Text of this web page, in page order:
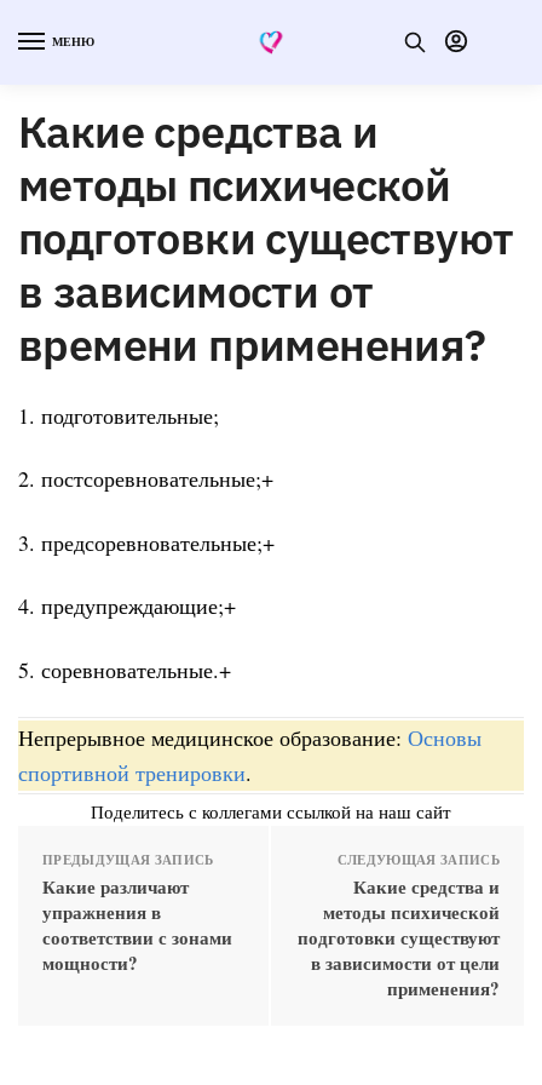
МЕНЮ
Какие средства и
методы психической
подготовки существуют
в зависимости от
времени применения?
1. подготовительные;
2. постсоревновательные;+
3. предсоревновательные;+
4. предупреждающие;+
5. соревновательные.+
Непрерывное медицинское образование: Основы
спортивной тренировки.
Поделитесь с коллегами ссылкой на наш сайт
ПРЕДЫДУЩАЯ ЗАПИСЬ
Какие различают
упражнения в
соответствии с зонами
мощности?
СЛЕДУЮЩАЯ ЗАПИСЬ
Какие средства и
методы психической
подготовки существуют
в зависимости от цели
применения?